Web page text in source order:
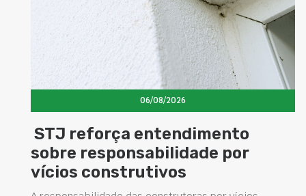
reforça entendimento
responsabilidade por
construtivos